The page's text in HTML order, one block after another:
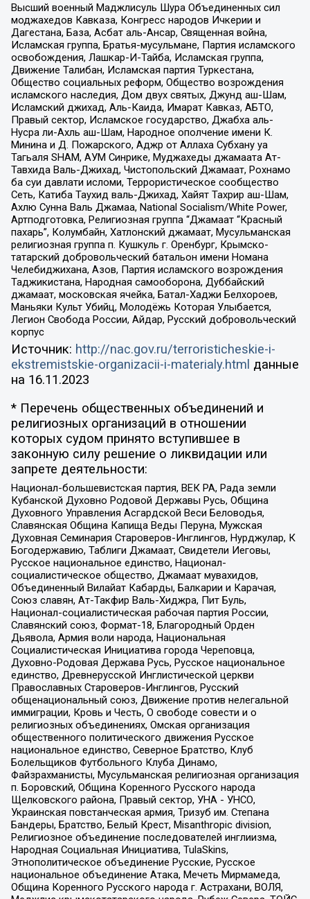
Высший военный Маджлисуль Шура Объединенных сил
моджахедов Кавказа, Конгресс народов Ичкерии и
Дагестана, База, Асбат аль-Ансар, Священная война,
Исламская группа, Братья-мусульмане, Партия исламского
освобождения, Лашкар-И-Тайба, Исламская группа,
Движение Талибан, Исламская партия Туркестана,
Общество социальных реформ, Общество возрождения
исламского наследия, Дом двух святых, Джунд аш-Шам,
Исламский джихад, Аль-Каида, Имарат Кавказ, АБТО,
Правый сектор, Исламское государство, Джабха аль-
Нусра ли-Ахль аш-Шам, Народное ополчение имени К.
Минина и Д. Пожарского, Аджр от Аллаха Субхану уа
Тагьаля SHAM, АУМ Синрике, Муджахеды джамаата Ат-
Тавхида Валь-Джихад, Чистопольский Джамаат, Рохнамо
ба суи давлати исломи, Террористическое сообщество
Сеть, Катиба Таухид валь-Джихад, Хайят Тахрир аш-Шам,
Ахлю Сунна Валь Джамаа, National Socialism/White Power,
Артподготовка, Религиозная группа “Джамаат “Красный
пахарь”, Колумбайн, Хатлонский джамаат, Мусульманская
религиозная группа п. Кушкуль г. Оренбург, Крымско-
татарский добровольческий батальон имени Номана
Челебиджихана, Азов, Партия исламского возрождения
Таджикистана, Народная самооборона, Дуббайский
джамаат, московская ячейка, Батал-Хаджи Белхороев,
Маньяки Культ Убийц, Молодёжь Которая Улыбается,
Легион Свобода России, Айдар, Русский добровольческий
корпус
Источник: http://nac.gov.ru/terroristicheskie-i-
ekstremistskie-organizacii-i-materialy.html данные
на 16.11.2023
* Перечень общественных объединений и
религиозных организаций в отношении
которых судом принято вступившее в
законную силу решение о ликвидации или
запрете деятельности:
Национал-большевистская партия, ВЕК РА, Рада земли
Кубанской Духовно Родовой Державы Русь, Община
Духовного Управления Асгардской Веси Беловодья,
Славянская Община Капища Веды Перуна, Мужская
Духовная Семинария Староверов-Инглингов, Нурджулар, К
Богодержавию, Таблиги Джамаат, Свидетели Иеговы,
Русское национальное единство, Национал-
социалистическое общество, Джамаат мувахидов,
Объединенный Вилайат Кабарды, Балкарии и Карачая,
Союз славян, Ат-Такфир Валь-Хиджра, Пит Буль,
Национал-социалистическая рабочая партия России,
Славянский союз, Формат-18, Благородный Орден
Дьявола, Армия воли народа, Национальная
Социалистическая Инициатива города Череповца,
Духовно-Родовая Держава Русь, Русское национальное
единство, Древнерусской Инглистической церкви
Православных Староверов-Инглингов, Русский
общенациональный союз, Движение против нелегальной
иммиграции, Кровь и Честь, О свободе совести и о
религиозных объединениях, Омская организация
общественного политического движения Русское
национальное единство, Северное Братство, Клуб
Болельщиков Футбольного Клуба Динамо,
Файзрахманисты, Мусульманская религиозная организация
п. Боровский, Община Коренного Русского народа
Щелковского района, Правый сектор, УНА - УНСО,
Украинская повстанческая армия, Тризуб им. Степана
Бандеры, Братство, Белый Крест, Misanthropic division,
Религиозное объединение последователей инглиизма,
Народная Социальная Инициатива, TulaSkins,
Этнополитическое объединение Русские, Русское
национальное объединение Атака, Мечеть Мирмамеда,
Община Коренного Русского народа г. Астрахани, ВОЛЯ,